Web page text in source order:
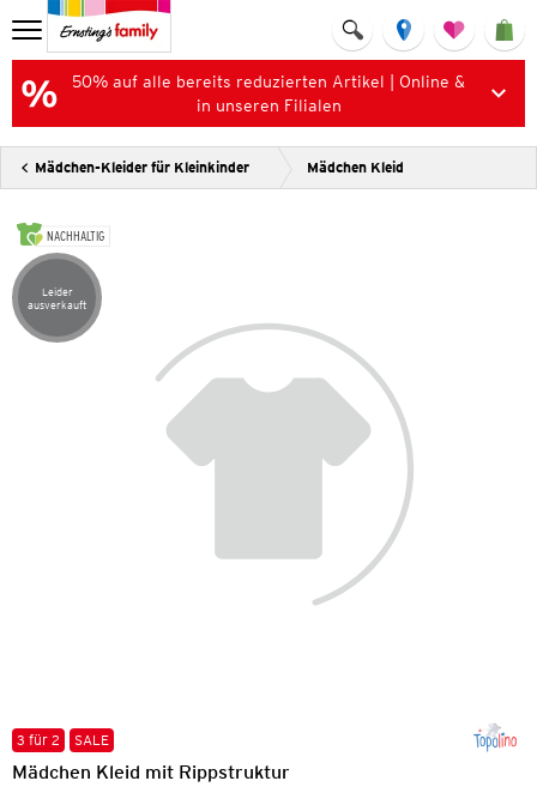
50% auf alle bereits reduzierten Artikel | Online &
in unseren Filialen
Mädchen-Kleider für Kleinkinder Mädchen Kleid
NACHHALTIG
Artikel leider ausverkauft
Leider
ausverkauft
3 für 2 SALE
Mädchen Kleid mit Rippstruktur